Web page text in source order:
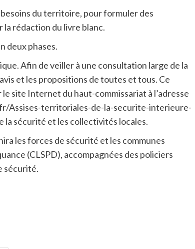
du territoire, pour formuler des
rédaction du livre blanc.
deux phases.
Afin de veiller à une consultation large de la
et les propositions de toutes et tous. Ce
site Internet du haut-commissariat à l’adresse
Assises-territoriales-de-la-securite-interieure-
la sécurité et les collectivités locales.
les forces de sécurité et les communes
(CLSPD), accompagnées des policiers
sécurité.